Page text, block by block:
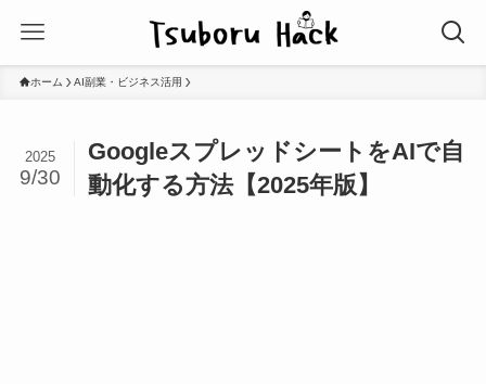
ホーム AI副業・ビジネス活用
GoogleスプレッドシートをAIで自
動化する方法【2025年版】
2025
9/30